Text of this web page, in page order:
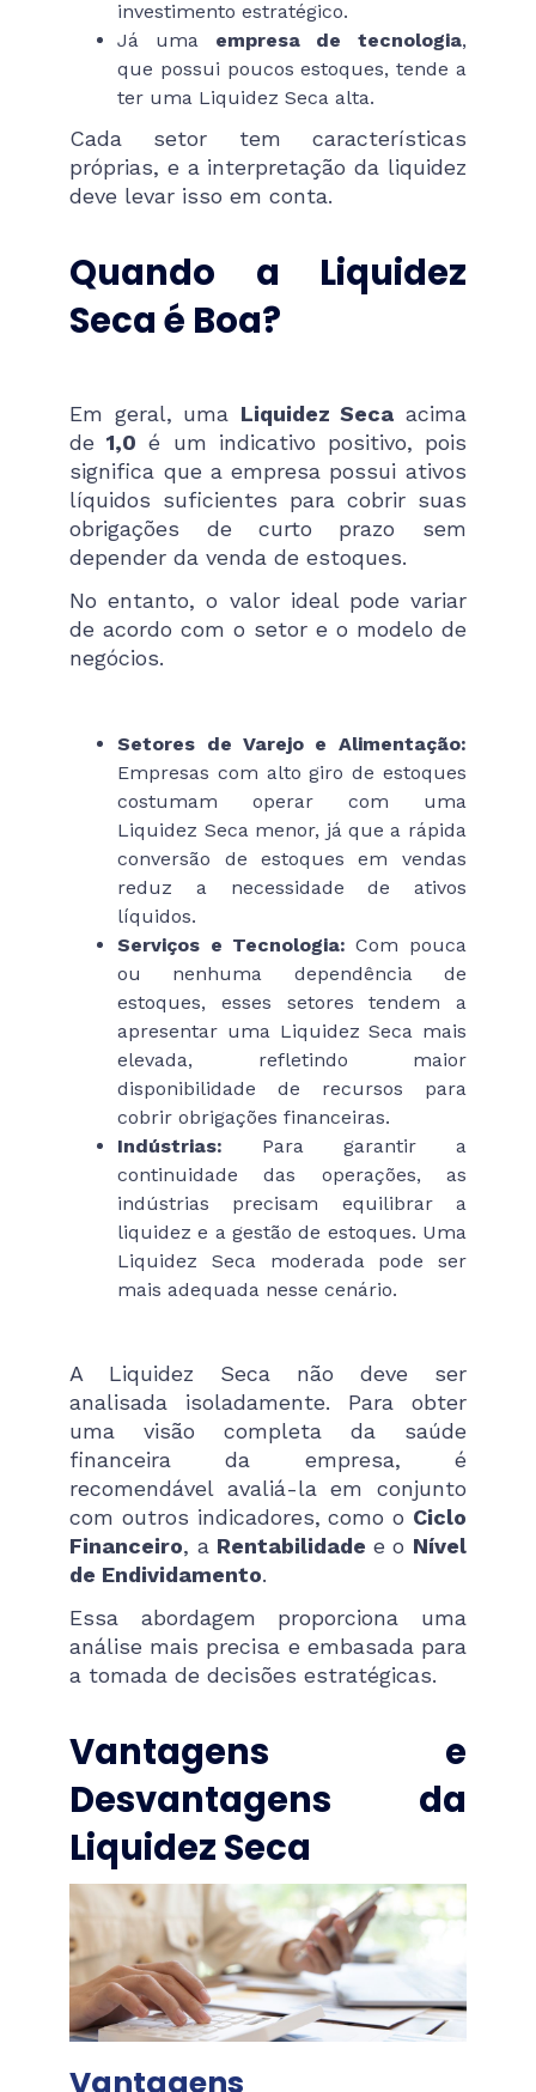
investimento estratégico.
Já uma empresa de tecnologia,
que possui poucos estoques, tende a
ter uma Liquidez Seca alta.
Cada setor tem características
próprias, e a interpretação da liquidez
deve levar isso em conta.
Quando a Liquidez
Seca é Boa?
Em geral, uma Liquidez Seca acima
de1,0 é um indicativo positivo, pois
significa que a empresa possui ativos
líquidos suficientes para cobrir suas
obrigações de curto prazo sem
depender da venda de estoques.
No entanto, o valor ideal pode variar
de acordo com o setor e o modelo de
negócios.
Setores de Varejo e Alimentação:
Empresas com alto giro de estoques
costumam operar com uma
Liquidez Seca menor, já que a rápida
conversão de estoques em vendas
reduz a necessidade de ativos
líquidos.
Serviços e Tecnologia: Com pouca
ou nenhuma dependência de
estoques, esses setores tendem a
apresentar uma Liquidez Seca mais
elevada, refletindo maior
disponibilidade de recursos para
cobrir obrigações financeiras.
Indústrias: Para garantir a
continuidade das operações, as
indústrias precisam equilibrar a
liquidez e a gestão de estoques. Uma
Liquidez Seca moderada pode ser
mais adequada nesse cenário.
A Liquidez Seca não deve ser
analisada isoladamente. Para obter
uma visão completa da saúde
financeira da empresa, é
recomendável avaliá-la em conjunto
com outros indicadores, como o Ciclo
Financeiro, a Rentabilidade e o Nível
de Endividamento.
Essa abordagem proporciona uma
análise mais precisa e embasada para
a tomada de decisões estratégicas.
Vantagens e
Desvantagens da
Liquidez Seca
Vantagens